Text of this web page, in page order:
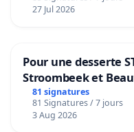
27 Jul 2026
Pour une desserte
Stroombeek et
bediening van de
Voor
81 signatures
81 Signatures / 7 jours
3 Aug 2026